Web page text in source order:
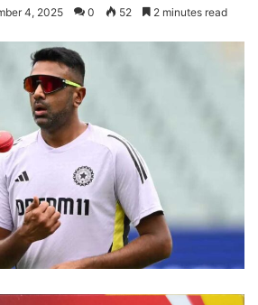
4, 2025 0 52 2 minutes read